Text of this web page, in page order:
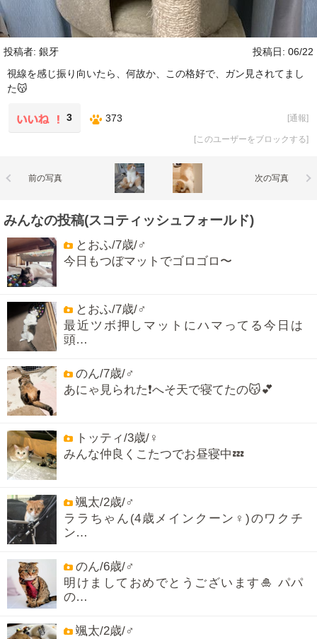
投稿者: 銀牙
投稿日: 06/22
視線を感じ振り向いたら、何故か、この格好で、ガン見されてまし
た😽
3 373 [通報]
[このユーザーをブロックする]
前の写真 次の写真
みんなの投稿(スコティッシュフォールド)
とおふ/7歳/♂
今日もつぼマットでゴロゴロ〜
とおふ/7歳/♂
最近ツボ押しマットにハマってる今日は
頭…
のん/7歳/♂
あにゃ見られた❗へそ天で寝てたの😽💕
トッティ/3歳/♀
みんな仲良くこたつでお昼寝中💤
颯太/2歳/♂
ララちゃん(4歳メインクーン♀)のワクチ
ン…
のん/6歳/♂
明けましておめでとうございます🎍 パパ
の…
颯太/2歳/♂